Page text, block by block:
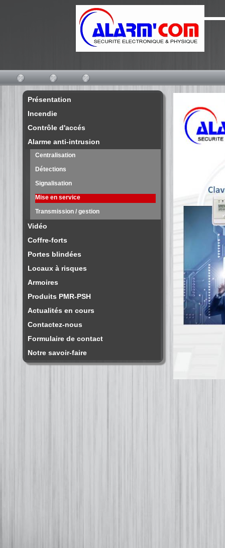
Présentation
Incendie
Contrôle d'accés
Alarme anti-intrusion
Centralisation
Détections
Signalisation
Mise en service
Transmission / gestion
Vidéo
Coffre-forts
Portes blindées
Locaux à risques
Armoires
Produits PMR-PSH
Actualités en cours
Contactez-nous
Formulaire de contact
Notre savoir-faire